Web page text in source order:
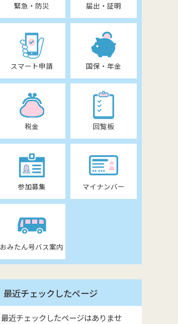
緊急・防災 届出・証明
スマート申請 国保・年金
税金 回覧板
参加募集 マイナンバー
おみたん号バス案内
最近チェックしたページ
最近チェックしたページはありませ